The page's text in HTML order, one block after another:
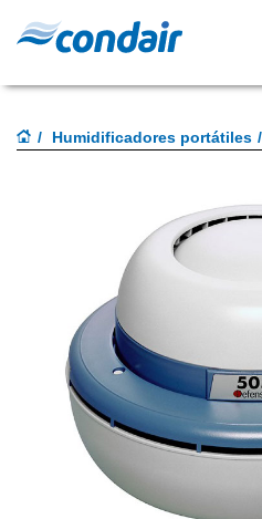
Humidificadores portátiles